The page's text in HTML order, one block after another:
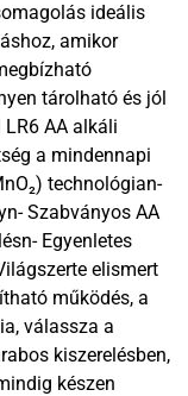
ideális
amikor
tárolható és jól
AA alkáli
a mindennapi
technológian-
Szabványos AA
Egyenletes
elismert
működés, a
válassza a
kiszerelésben,
készen